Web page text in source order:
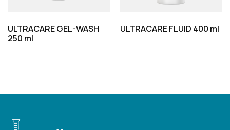
ULTRACARE GEL-WASH
250 ml
ULTRACARE FLUID 400 ml